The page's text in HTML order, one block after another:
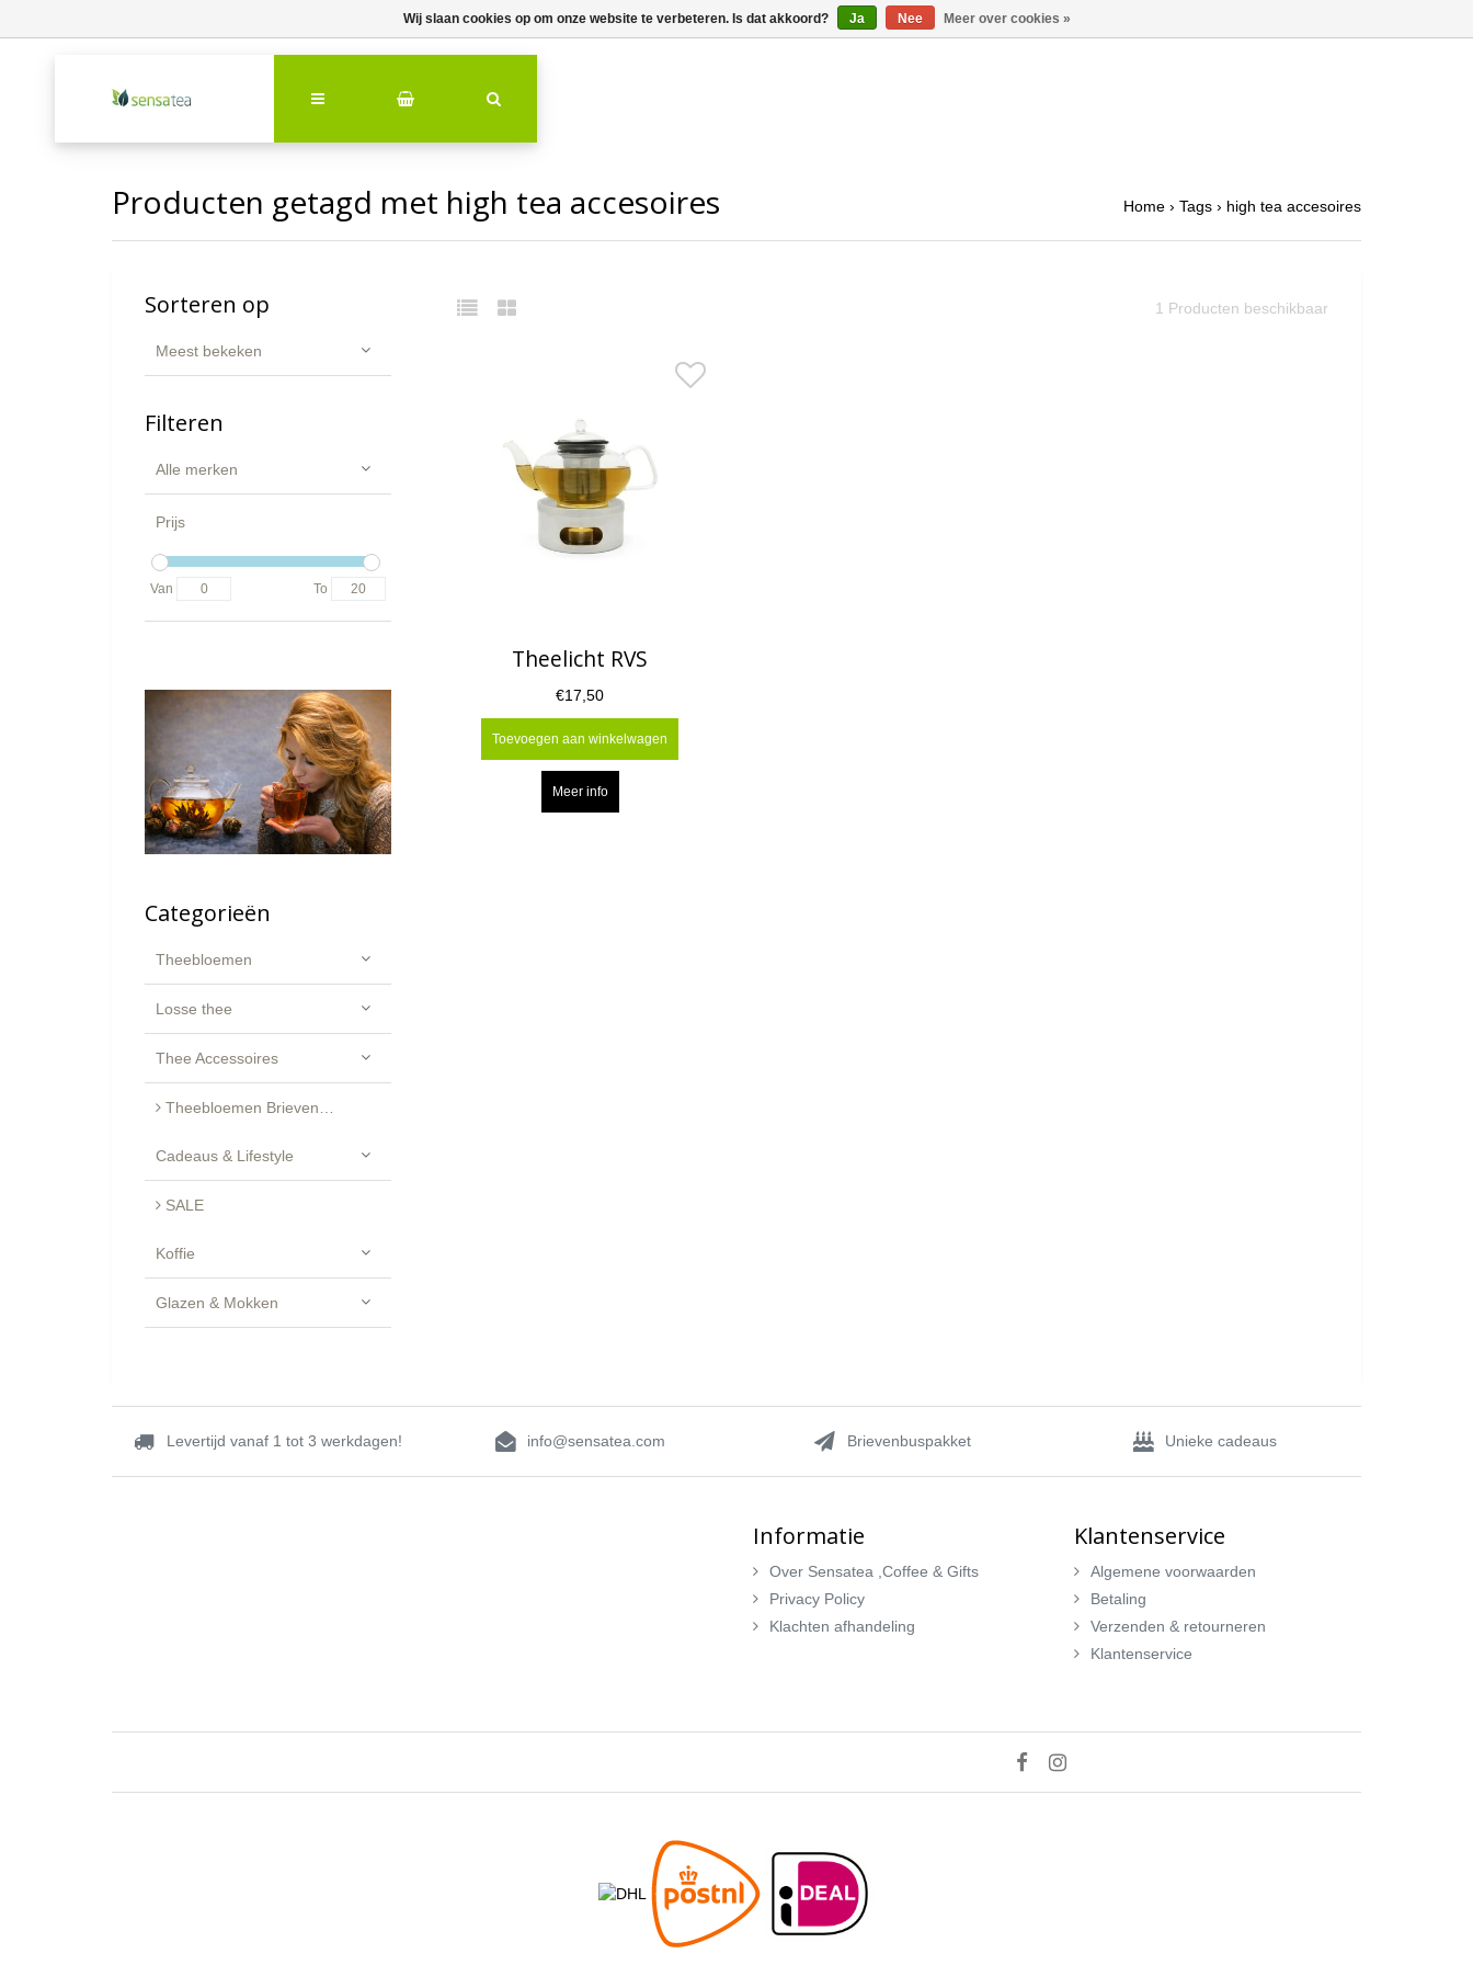
Producten getagd met high tea accesoires Home › Tags › high tea accesoires
1 Producten beschikbaar
Sorteren op
Meest bekeken
Filteren
Alle merken
Prijs
Van To
Categorieën
Theebloemen
Losse thee
Thee Accessoires
Theebloemen Brievenbus Cadeau - Luxe Geschenkset
Cadeaus & Lifestyle
SALE
Koffie
Glazen & Mokken
Theelicht RVS
€17,50
Toevoegen aan winkelwagen
Meer info
Levertijd vanaf 1 tot 3 werkdagen! info@sensatea.com Brievenbuspakket Unieke cadeaus
Informatie
Over Sensatea ,Coffee & Gifts
Privacy Policy
Klachten afhandeling
Klantenservice
Algemene voorwaarden
Betaling
Verzenden & retourneren
Klantenservice
Wij slaan cookies op om onze website te verbeteren. Is dat akkoord? Ja Nee Meer over cookies »